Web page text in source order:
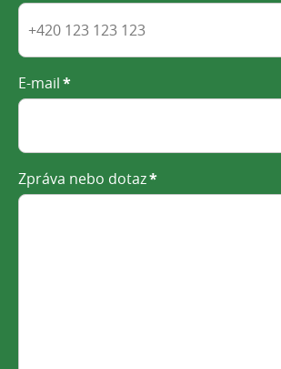
E-mail*
Zpráva nebo dotaz*